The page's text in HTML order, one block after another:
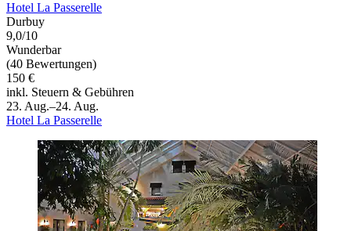
Hotel La Passerelle
Durbuy
9,0/10
Wunderbar
(40 Bewertungen)
150 €
inkl. Steuern & Gebühren
23. Aug.–24. Aug.
Hotel La Passerelle